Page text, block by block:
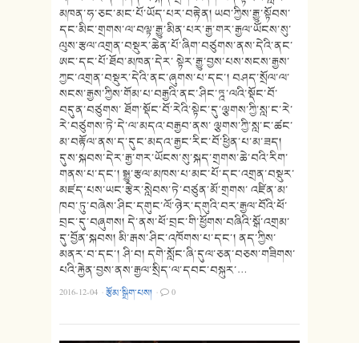
མཁན་ཧ་ཅང་མང་པོ་ཡོད་པར་བརྟེན། ཡབ་ཀྱིས་རྒྱུ་སྟོབས་
དང་མིང་གྲགས་ལ་བལྟ་རྒྱུ་མིན་པར་རྒྱ་གར་རྒྱལ་ཡོངས་སུ་
ལུས་རྩལ་འགྲན་བསྡུར་ཆེན་པོ་ཞིག་བཙུགས་ནས་དེའི་ནང་
ཨང་དང་པོ་ཐོབ་མཁན་དེར་ སྟེར་རྒྱུ་བྱས་པས་སངས་རྒྱས་
ཀྱང་འགྲན་བསྡུར་དེའི་ནང་ཞུགས་པ་དང་། བཤད་སྲོལ་ལ་
སངས་རྒྱས་ཀྱིས་གོམ་པ་བརྒྱའི་ནང་ཤིང་ཏྰ་ལའི་སྡོང་བོ་
བདུན་བཙུགས་ ཐོག་སྡོང་བོ་རེའི་སྟེང་དུ་ལྕགས་ཀྱི་སླ་ང་རེ་
རེ་བཙུགས་ཏེ་དེ་ལ་མདའ་བརྒྱབ་ནས་ ལྕགས་ཀྱི་སླ་ང་ཚང་
མ་བརྟོལ་ནས་ད་དུང་མདའ་རྒྱང་རིང་བོ་ཕྱིན་པ་མ་ཟད།
དུས་སྐབས་དེར་རྒྱ་གར་ཡོངས་སུ་སྐད་གྲགས་ཆེ་བའི་རིག་
གནས་པ་དང་། སྒྱུ་རྩལ་མཁས་པ་མང་པོ་དང་འགྲན་བསྡུར་
མཛད་པས་ཡང་རྩེར་སླེབས་ཏེ་བཙུན་མོ་གྲགས་ འཛིན་མ་
ཁབ་ཏུ་བཞེས་ཤིང་དགུང་ལོ་ཉེར་དགུའི་བར་རྒྱལ་བོའི་ཕོ་
བྲང་དུ་བཞུགས། དེ་ནས་ཕོ་བྲང་གི་ཕྱོགས་བཞིའི་སྒོ་འགྲམ་
དུ་བྱོན་སྐབས། མི་རྒས་ཤིང་འཁོགས་པ་དང་། ནད་ཀྱིས་
མནར་བ་དང་། ཤི་བ། དགེ་སློང་ཞི་དུལ་ཅན་བཅས་གཟིགས་
པའི་རྐྱེན་བྱས་ནས་རྒྱལ་སྲིད་ལ་དབང་བསྐུར་…
2016-12-04 ·རྩོམ་སྒྲིག་པས། · 0